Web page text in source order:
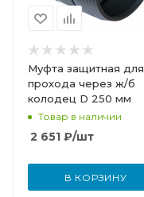
Муфта защитная для
прохода через ж/б
колодец D 250 мм
Товар в наличии
2 651 ₽/шт
В КОРЗИНУ